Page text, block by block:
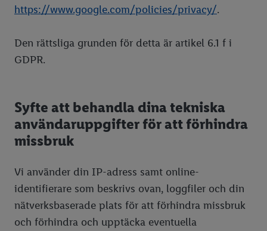
https://www.google.com/policies/privacy/.
Den rättsliga grunden för detta är artikel 6.1 f i
GDPR.
Syfte att behandla dina tekniska
användaruppgifter för att förhindra
missbruk
Vi använder din IP-adress samt online-
identifierare som beskrivs ovan, loggfiler och din
nätverksbaserade plats för att förhindra missbruk
och förhindra och upptäcka eventuella